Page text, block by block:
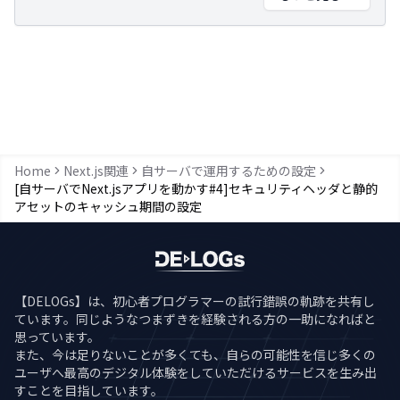
Home Next.js関連
自サーバで運用するための設定
[自サーバでNext.jsアプリを動かす#4]セキュリティヘッダと静的
アセットのキャッシュ期間の設定
【DELOGs】は、初心者プログラマーの試行錯誤の軌跡を共有し
ています。同じようなつまずきを経験される方の一助になればと
思っています。
また、今は足りないことが多くても、自らの可能性を信じ多くの
ユーザへ最高のデジタル体験をしていただけるサービスを生み出
すことを目指しています。